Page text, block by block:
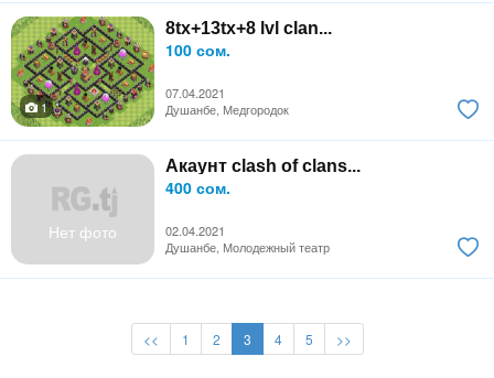
8tx+13tx+8 lvl clan...
100 сом.
07.04.2021
1
Душанбе, Медгородок
Нет фото
Акаунт clash of clans...
400 сом.
02.04.2021
Душанбе, Молодежный театр
<< 1 2 3 4 5 >>